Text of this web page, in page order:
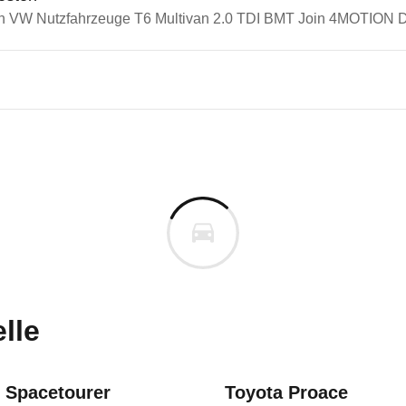
VW Nutzfahrzeuge T6 Multivan 2.0 TDI BMT Join 4MOTION
Baureihengeneration wie das
informieren. Welche Fahrzeuge genau
Dieselmotor und DQ500-Toyota Proace